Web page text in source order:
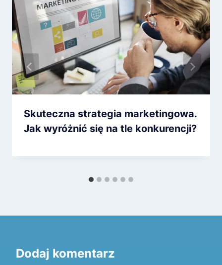
Skuteczna strategia marketingowa.
Jak wyróżnić się na tle konkurencji?
Dodaj komentarz